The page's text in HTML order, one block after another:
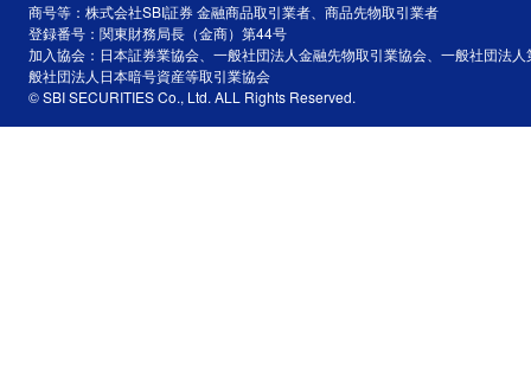
商号等：株式会社SBI証券 金融商品取引業者、商品先物取引業者
登録番号：関東財務局長（金商）第44号
加入協会：日本証券業協会、一般社団法人金融先物取引業協会、一般社団法
般社団法人日本暗号資産等取引業協会
© SBI SECURITIES Co., Ltd. ALL Rights Reserved.